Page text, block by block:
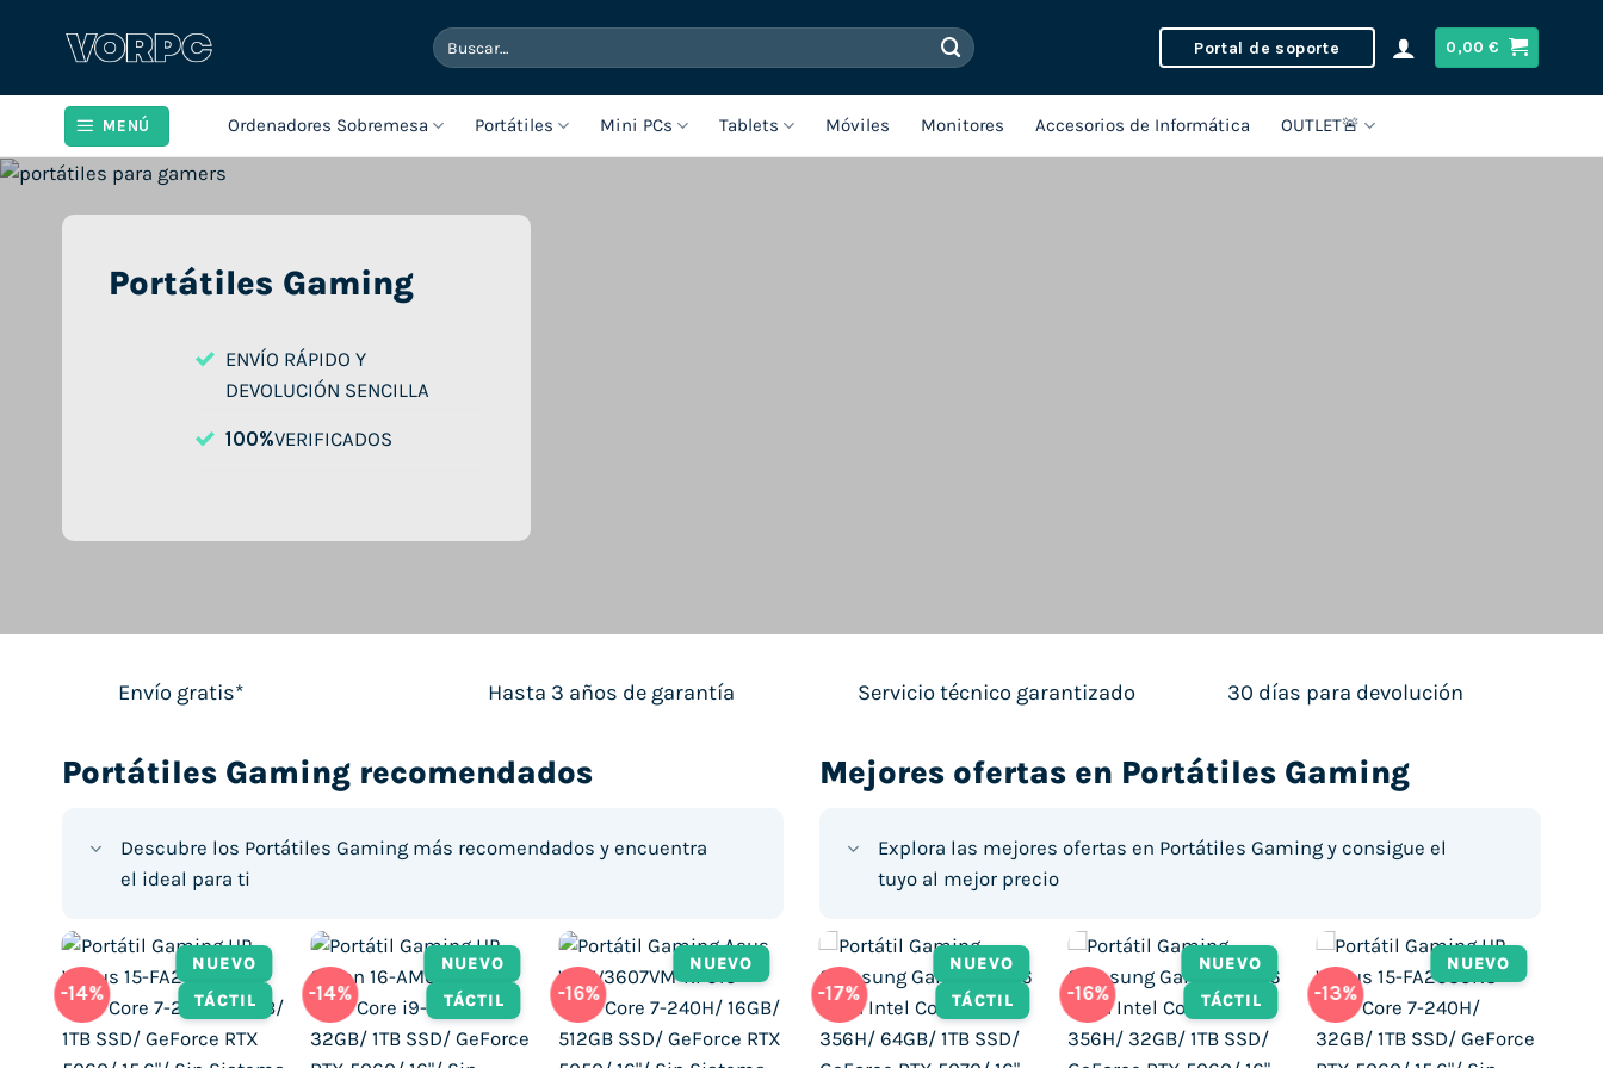
Buscar
por:
Portal de soporte 0,00€
MENÚ Ordenadores Sobremesa Portátiles Mini PCs Tablets Móviles Monitores Accesorios de Informática OUTLET🚨
Portátiles Gaming
ENVÍO RÁPIDO Y
DEVOLUCIÓN SENCILLA
100%VERIFICADOS
Envío gratis* Hasta 3 años de garantía Servicio técnico garantizado 30 días para devolución
Portátiles Gaming recomendados
Descubre los Portátiles Gaming más recomendados y encuentra
el ideal para ti
-14%
NUEVO
TÁCTIL
-14%
NUEVO
TÁCTIL
-16%
NUEVO
-17%
NUEVO
Mejores ofertas en Portátiles Gaming
Explora las mejores ofertas en Portátiles Gaming y consigue el
tuyo al mejor precio
-17%
NUEVO
TÁCTIL
-16%
NUEVO
TÁCTIL
-13%
NUEVO
-15%
NUEVO
-11%
NUEVO
-17%
NUEVO